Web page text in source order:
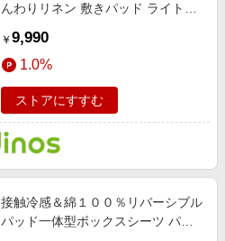
んわりリネン 敷きパッド ライトグ
￥ 9,990
1.0%
ストアにすすむ
接触冷感＆綿１００％リバーシブル
パッド一体型ボックスシーツ パー